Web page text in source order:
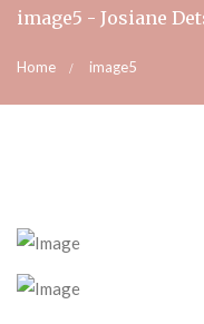
image5 - Josiane
Home image5